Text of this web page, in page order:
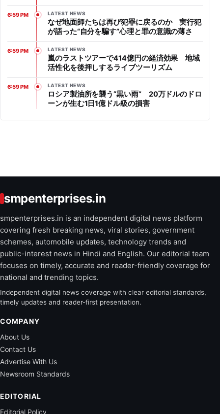
イン
6:59 PM LATEST NEWS
なぜ地面師たちは再び犯罪に戻るのか 実行犯
が語った“自分を騙す”心理と罪の意識の薄さ
6:59 PM LATEST NEWS
嵐のラストツアーで414億円の経済効果 地域
活性化を後押しするライブツーリズム
6:59 PM LATEST NEWS
ロシア製油所を襲う“黒い雨” 20万ドルのドロ
ーンが生む1日1億ドル級の損害
smpenterprises.in
smpenterprises.in is an independent digital news platform
covering fresh breaking news, viral stories, government
schemes, automobile updates, technology trends and
public-interest news in Hindi and English. Our editorial team
focuses on timely, accurate and reader-friendly coverage for
national and trending topics.
Independent digital news coverage with clear editorial standards,
timely updates and reader-first presentation.
COMPANY
About Us
Contact Us
Advertise With Us
Newsroom Standards
EDITORIAL
Editorial Policy